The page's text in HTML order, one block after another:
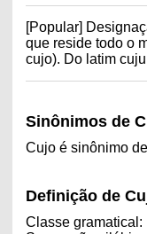
[Popular]
que reside todo o
cujo). Do latim
Sinônimos de
Cujo é sinônimo
Definição de
Classe gramatical: